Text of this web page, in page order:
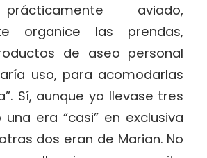
aviado,
organice las prendas,
de aseo personal
uso, para acomodarlas
Sí, aunque yo llevase tres
una era “casi” en exclusiva
dos eran de Marian. No